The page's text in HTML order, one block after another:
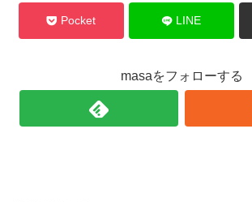
Pocket LINE
masaをフォローする